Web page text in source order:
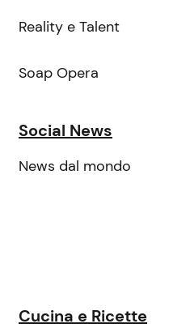
Reality e Talent
Soap Opera
Social News
News dal mondo
Cucina e Ricette